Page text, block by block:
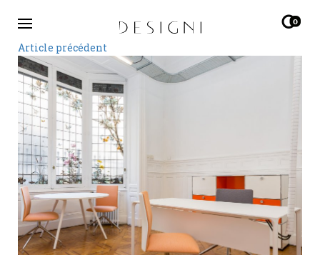
0
Article précédent